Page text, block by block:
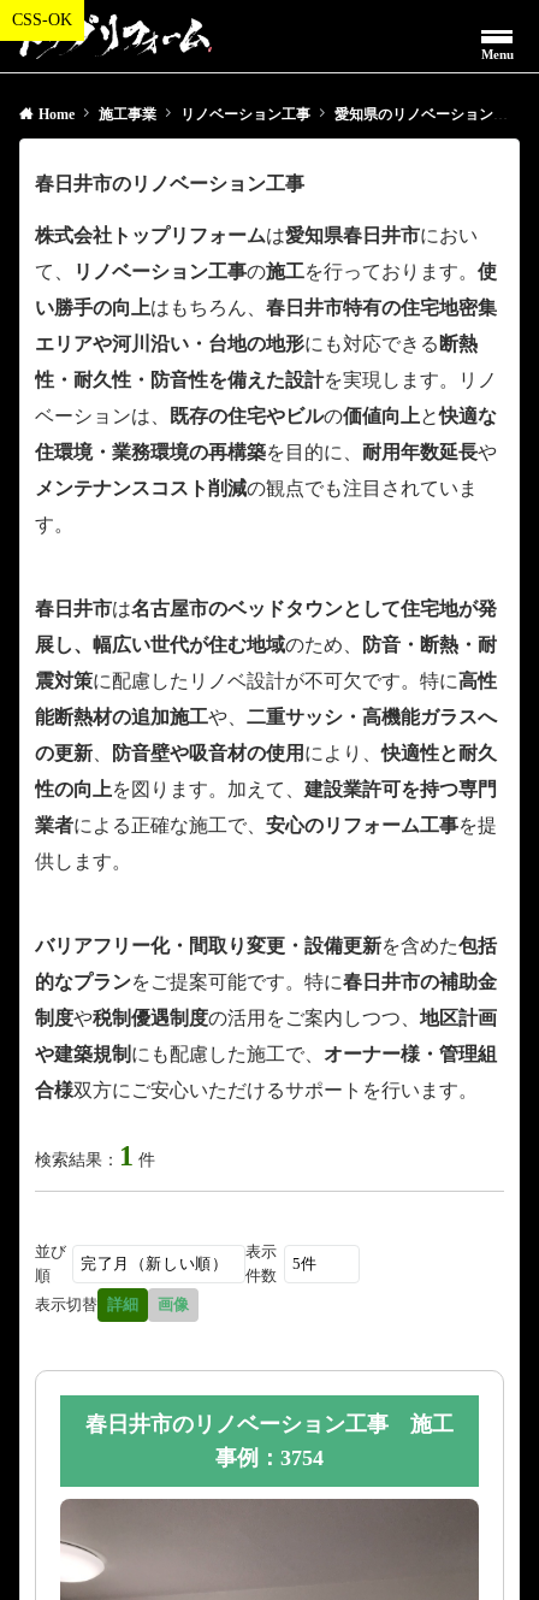
Menu
Home 施工事業 リノベーション工事 愛知県のリノベーション工事
春日井市のリノベーション工事
株式会社トップリフォームは愛知県春日井市におい
て、
リノベーション工事の施工を行っております。 使
い勝手の向上はもちろん、 春日井市特有の住宅地密集
エリアや河川沿い・台地の地形にも対応できる 断熱
性・耐久性・防音性を備えた設計を実現します。リノ
ベーションは、
既存の住宅やビルの価値向上と快適な
住環境・業務環境の再構築を目的に、 耐用年数延長や
メンテナンスコスト削減の観点でも注目されていま
す。
春日井市は名古屋市のベッドタウンとして住宅地が発
展し、幅広い世代が住む地域のため、
防音・断熱・耐
震対策に配慮したリノベ設計が不可欠です。特に高性
能断熱材の追加施工や、 二重サッシ・高機能ガラスへ
の更新
防音壁や吸音材の使用 により、快適性と耐久
性の向上を図ります。加えて、 建設業許可を持つ専門
業者による正確な施工で、 安心のリフォーム工事を提
供します。
バリアフリー化・間取り変更・設備更新を含めた包括
的なプランをご提案可能です。特に春日井市の補助金
制度や税制優遇制度の活用をご案内しつつ、 地区計画
や建築規制 にも配慮した施工で、 オーナー様・管理組
合様双方にご安心いただけるサポートを行います。
検索結果： 1 件
並び
順
表示
件数
表示切替 詳細 画像
春日井市のリノベーション工事 施工
事例：3754